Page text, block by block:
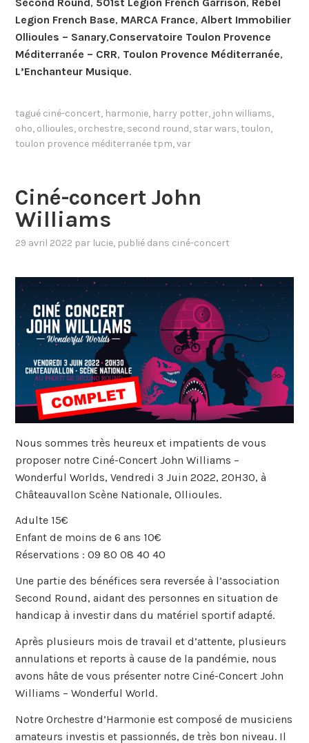
Legion French Base, MARCA France,Albert Immobilier
Ollioules – Sanary,Conservatoire Toulon Provence
Méditerranée – CRR, Toulon Provence Méditerranée,
L’Enchanteur Musique.
tagué ciné-concert, harmonie, harry potter, john williams,
oho, ollioules, orchestre, second round, star wars, toulon,
toulon provence méditerranée tpm,var
Ciné-concert John
Williams
29 avril 2022 par lucie, publié dans ciné-concert
Nous sommes très heureux et impatients de vous
proposer notre Ciné-Concert John Williams –
Wonderful Worlds, Vendredi 3 Juin 2022, 20H30, à
Châteauvallon Scène Nationale, Ollioules.
Adulte 15€
Enfant de moins de 6 ans 10€
Réservations : 09 80 08 40 40
Une partie des bénéfices sera reversée à l’association
Second Round, aidant des personnes en situation de
handicap à investir dans du matériel sportif adapté.
Après plusieurs mois de travail et d’attente, plusieurs
annulations et reports à cause de la pandémie, nous
avons hâte de vous présenter notre Ciné-Concert John
Williams – Wonderful World.
Notre Orchestre d’Harmonie est composé de musiciens
amateurs investis et passionnés, de très bon niveau. Il